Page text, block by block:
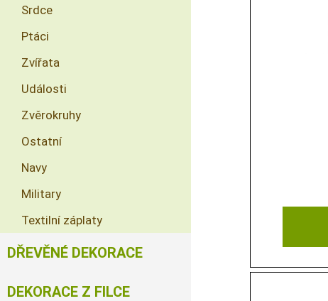
Srdce
Ptáci
Zvířata
Události
Zvěrokruhy
Ostatní
Navy
Military
Textilní záplaty
DŘEVĚNÉ DEKORACE
DEKORACE Z FILCE